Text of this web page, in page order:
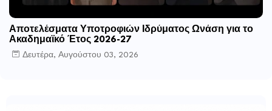
Αποτελέσματα Υποτροφιών Ιδρύματος Ωνάση για το
Ακαδημαϊκό Έτος 2026-27
Δευτέρα, Αυγούστου 03, 2026